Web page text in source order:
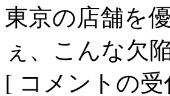
東京の店舗を
ぇ、こんな欠
[ コメントの